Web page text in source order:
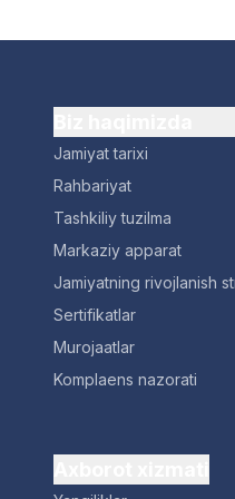
Jamiyat tarixi
Rahbariyat
Tashkiliy tuzilma
Markaziy apparat
Jamiyatning rivojlanish
Sertifikatlar
Murojaatlar
Komplaens nazorati